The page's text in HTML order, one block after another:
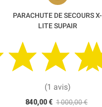
PARACHUTE DE SECOURS X-
LITE SUPAIR
(1 avis)
840,00 € 1 000,00 €